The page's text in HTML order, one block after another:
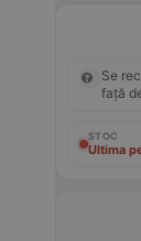
Se
față
STOC
Ultima